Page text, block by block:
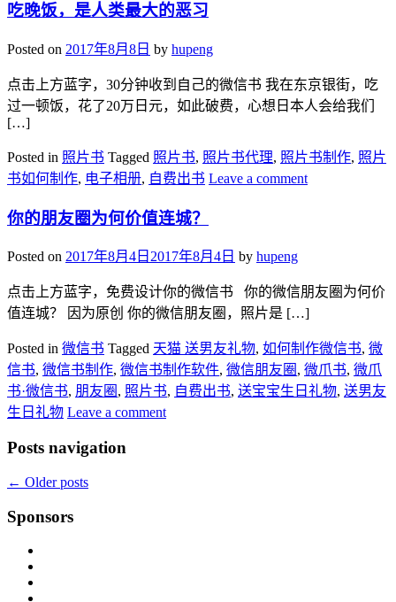
吃晚饭，是人类最大的恶习
Posted on 2017年8月8日 by hupeng
点击上方蓝字，30分钟收到自己的微信书 我在东京银街，吃
过一顿饭，花了20万日元，如此破费，心想日本人会给我们
[…]
Posted in 照片书 Tagged 照片书, 照片书代理, 照片书制作, 照片
书如何制作, 电子相册, 自费出书 Leave a comment
你的朋友圈为何价值连城？
Posted on 2017年8月4日 2017年8月4日 by hupeng
点击上方蓝字，免费设计你的微信书 你的微信朋友圈为何价
值连城？ 因为原创 你的微信朋友圈，照片是 […]
Posted in 微信书 Tagged 天猫 送男友礼物, 如何制作微信书, 微
信书, 微信书制作, 微信书制作软件, 微信朋友圈 , 微爪书, 微爪
书·微信书, 朋友圈 , 照片书, 自费出书, 送宝宝生日礼物, 送男友
生日礼物 Leave a comment
Posts navigation
← Older posts
Sponsors